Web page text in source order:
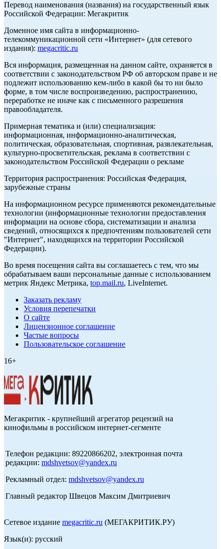
Перевод наименования (названия) на государственный язык
Российской Федерации: Мегакритик
Доменное имя сайта в информационно-
телекоммуникационной сети «Интернет» (для сетевого
издания): megacritic.ru
Вся информация, размещенная на данном сайте, охраняется в
соответствии с законодательством РФ об авторском праве и не
подлежит использованию кем-либо в какой бы то ни было
форме, в том числе воспроизведению, распространению,
переработке не иначе как с письменного разрешения
правообладателя.
Примерная тематика и (или) специализация:
информационная, информационно-аналитическая,
политическая, образовательная, спортивная, развлекательная,
культурно-просветительская, реклама в соответствии с
законодательством Российской Федерации о рекламе
Территория распространения: Российская Федерация,
зарубежные страны
На информационном ресурсе применяются рекомендательные
технологии (информационные технологии предоставления
информации на основе сбора, систематизации и анализа
сведений, относящихся к предпочтениям пользователей сети
"Интернет", находящихся на территории Российской
Федерации).
Во время посещения сайта вы соглашаетесь с тем, что мы
обрабатываем ваши персональные данные с использованием
метрик Яндекс Метрика, top.mail.ru, LiveInternet.
Заказать рекламу
Условия перепечатки
О сайте
Лицензионное соглашение
Частые вопросы
Пользовательское соглашение
16+
Мегакритик - крупнейший агрегатор рецензий на
кинофильмы в российском интернет-сегменте
Телефон редакции: 89220866202, электронная почта
редакции: mdshvetsov@yandex.ru
Рекламный отдел: mdshvetsov@yandex.ru
Главный редактор Швецов Максим Дмитриевич
Сетевое издание megacritic.ru (МЕГАКРИТИК.РУ)
Язык(и): русский